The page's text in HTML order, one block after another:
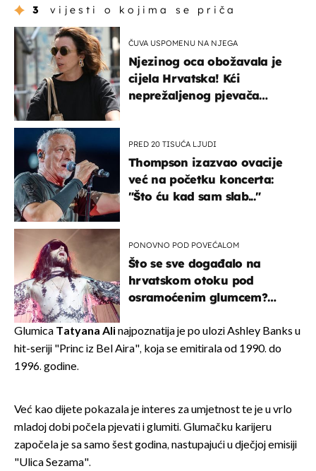
3 vijesti o kojima se priča
ČUVA USPOMENU NA NJEGA
Njezinog oca obožavala je
cijela Hrvatska! Kći
neprežaljenog pjevača
PRED 20 TISUĆA LJUDI
Thompson izazvao ovacije
već na početku koncerta:
"Što ću kad sam slab..."
PONOVNO POD POVEĆALOM
Što se sve događalo na
hrvatskom otoku pod
osramoćenim glumcem?
izazivaju nevjericu
Glumica Tatyana Ali najpoznatija je po ulozi Ashley Banks u
hit-seriji "Princ iz Bel Aira", koja se emitirala od 1990. do
1996. godine.
Već kao dijete pokazala je interes za umjetnost te je u vrlo
mladoj dobi počela pjevati i glumiti. Glumačku karijeru
započela je sa samo šest godina, nastupajući u dječjoj emisiji
"Ulica Sezama".